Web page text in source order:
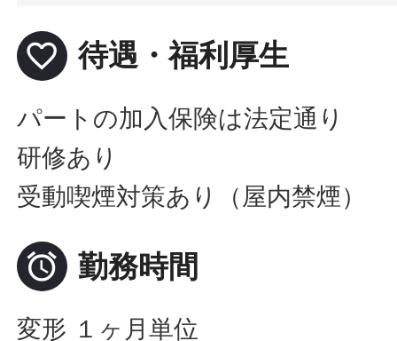
favorite_border 待遇・福利厚生
パートの加入保険は法定通り
研修あり
受動喫煙対策あり（屋内禁煙）
 勤務時間
変形 １ヶ月単位